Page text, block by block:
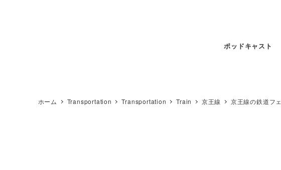
ポッドキャスト
ホーム Transportation Transportation Train 京王線 京王線の鉄道フ